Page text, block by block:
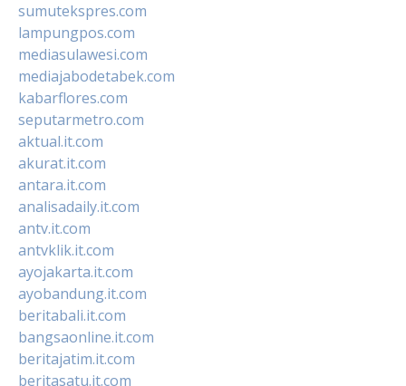
sumutekspres.com
lampungpos.com
mediasulawesi.com
mediajabodetabek.com
kabarflores.com
seputarmetro.com
aktual.it.com
akurat.it.com
antara.it.com
analisadaily.it.com
antv.it.com
antvklik.it.com
ayojakarta.it.com
ayobandung.it.com
beritabali.it.com
bangsaonline.it.com
beritajatim.it.com
beritasatu.it.com